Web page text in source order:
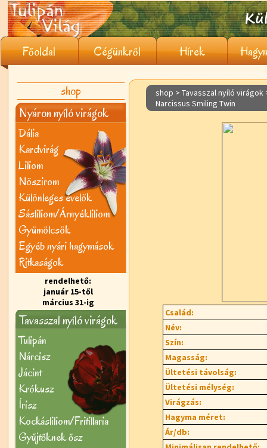
Főoldal Cégünkről Hírek
shop
Nyáron nyíló virágok
Dália
Kardvirág
Liliom
Nõszirom
Különleges évelõk
Sásliliom/Árnyékliliom
Gyümölcsök
Egyéb nyári hagymások
Ritkaságok
rendelhető:
január 15-től
március 31-ig
Tavasszal nyíló virágok
Tulipán
Nárcisz
Jácint
Krókusz
Írisz
Kockásliliom/Fritillaria
Gyűjtőknek ősz
shop > Tavasszal nyíló virágok
Narcissus Smiling Twin
Család:
Név:
Szín:
Magasság:
Ültetési távolság:
Ültetési mélység:
Virágzás:
Hagyma méret:
Ár/db: